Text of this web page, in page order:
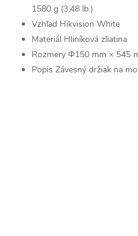
1580 g (3,48 lb.)
Vzhľad Hikvision White
Materiál Hliníková zliatina
Rozmery Φ150 mm × 545
Popis Závesný držiak na